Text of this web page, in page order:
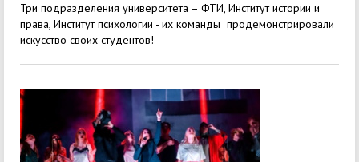
Три подразделения университета – ФТИ, Институт истории и
права, Институт психологии - их команды продемонстрировали
искусство своих студентов!